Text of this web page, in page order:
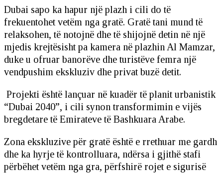
Dubai sapo ka hapur një plazh i cili do të
frekuentohet vetëm nga gratë. Gratë tani mund të
relaksohen, të notojnë dhe të shijojnë detin në një
mjedis krejtësisht pa kamera në plazhin Al Mamzar,
duke u ofruar banorëve dhe turistëve femra një
vendpushim ekskluziv dhe privat buzë detit.
Projekti është lançuar në kuadër të planit urbanistik
“Dubai 2040”, i cili synon transformimin e vijës
bregdetare të Emirateve të Bashkuara Arabe.
Zona ekskluzive për gratë është e rrethuar me gardh
dhe ka hyrje të kontrolluara, ndërsa i gjithë stafi
përbëhet vetëm nga gra, përfshirë rojet e sigurisë